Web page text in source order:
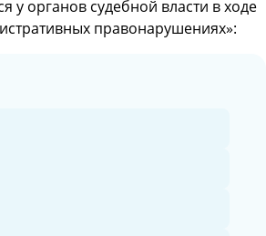
у органов судебной власти в ходе
правонарушениях»: